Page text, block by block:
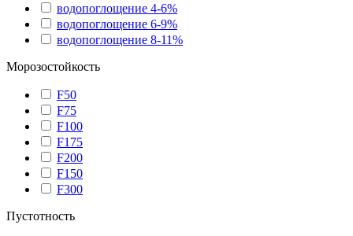
водопоглощение 4-6%
водопоглощение 6-9%
водопоглощение 8-11%
Морозостойкость
F50
F75
F100
F175
F200
F150
F300
Пустотность